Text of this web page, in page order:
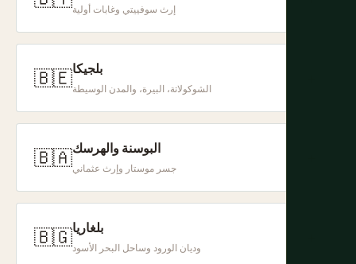
إرث سوفييتي وغابات أولية
🇧🇪بلجيكا
الشوكولاتة، البيرة، والمدن الوسيطة
🇧🇦البوسنة والهرسك
جسر موستار وإرث عثماني
🇧🇬بلغاريا
وديان الورود وساحل البحر الأسود